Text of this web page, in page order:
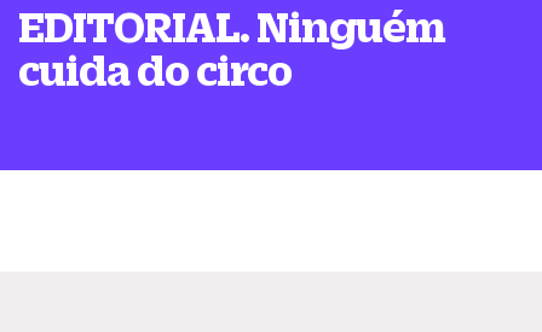
EDITORIAL. Ninguém
cuida do circo